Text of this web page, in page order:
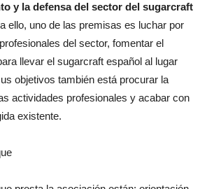
y la defensa del sector del sugarcraft
ello, uno de las premisas es luchar por
del sector, fomentar el
llevar el sugarcraft español al lugar
objetivos también está procurar la
actividades profesionales y acabar con
existente.